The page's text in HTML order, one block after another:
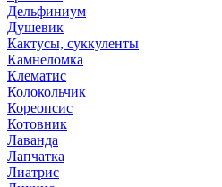
Дельфиниум
Душевик
Кактусы, суккуленты
Камнеломка
Клематис
Колокольчик
Кореопсис
Котовник
Лаванда
Лапчатка
Лиатрис